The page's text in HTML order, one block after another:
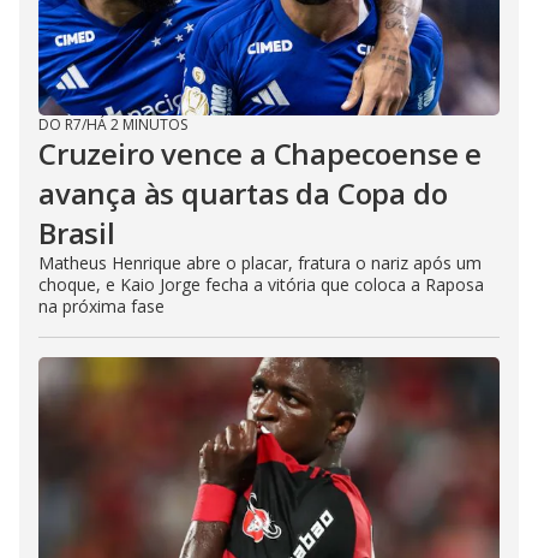
DO R7/HÁ 2 MINUTOS
Cruzeiro vence a Chapecoense e
avança às quartas da Copa do
Brasil
Matheus Henrique abre o placar, fratura o nariz após um
choque, e Kaio Jorge fecha a vitória que coloca a Raposa
na próxima fase